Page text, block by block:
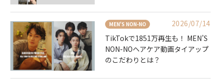
MEN'S NON-NO
2026/07/14
TikTokで1851万再生も！ MEN’S
NON-NOヘアケア動画タイアップ
のこだわりとは？